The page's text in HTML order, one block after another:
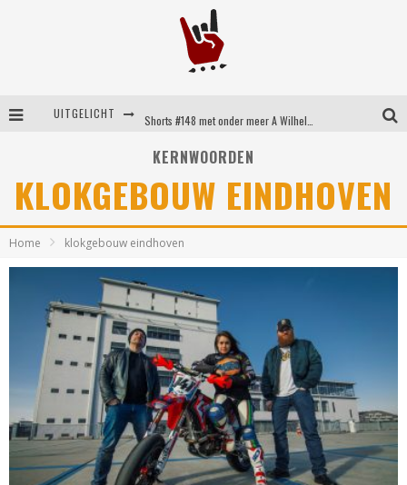
UITGELICHT
Britse emorockers van Basement maken tweede comeback met het indrukwekkende ‘Wired’
Shorts #149 met onder meer No Cure, Eva Under Fire, The Hu en Sleeping With Sirens
KERNWOORDEN
KLOKGEBOUW EINDHOVEN
Home klokgebouw eindhoven